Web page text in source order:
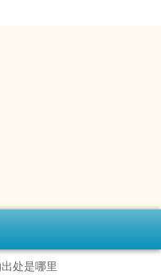
处是哪里